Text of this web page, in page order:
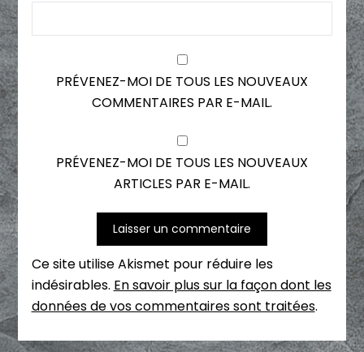
PRÉVENEZ-MOI DE TOUS LES NOUVEAUX
COMMENTAIRES PAR E-MAIL.
PRÉVENEZ-MOI DE TOUS LES NOUVEAUX
ARTICLES PAR E-MAIL.
Ce site utilise Akismet pour réduire les
indésirables. En savoir plus sur la façon dont les
données de vos commentaires sont traitées.